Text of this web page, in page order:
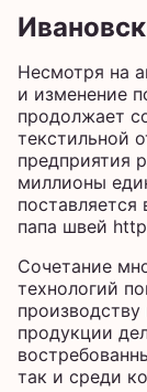
Несмотря на
и изменение
продолжает
текстильной
предприятия
миллионы
папа швей
Сочетание
технологий
продукции
так и среди